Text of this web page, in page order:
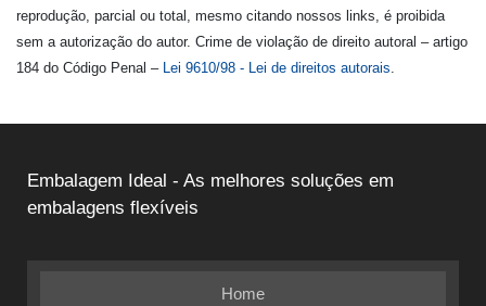
reprodução, parcial ou total, mesmo citando nossos links, é proibida
sem a autorização do autor. Crime de violação de direito autoral – artigo
184 do Código Penal – Lei 9610/98 - Lei de direitos autorais.
Embalagem Ideal - As melhores soluções em
embalagens flexíveis
Home